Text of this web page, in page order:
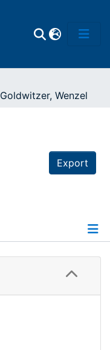
Goldwitzer, Wenzel
Export